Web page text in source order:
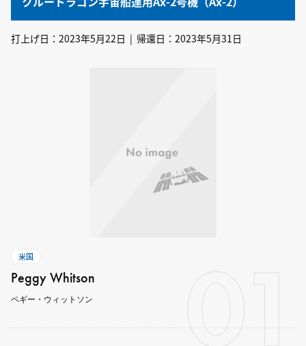
打上げ日：2023年5月22日 | 帰還日：2023年5月31日
米国
Peggy Whitson
ペギー・ウィットソン 01